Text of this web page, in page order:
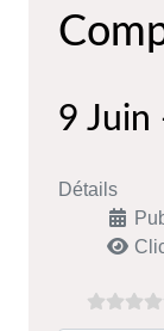
9 Juin
Détails